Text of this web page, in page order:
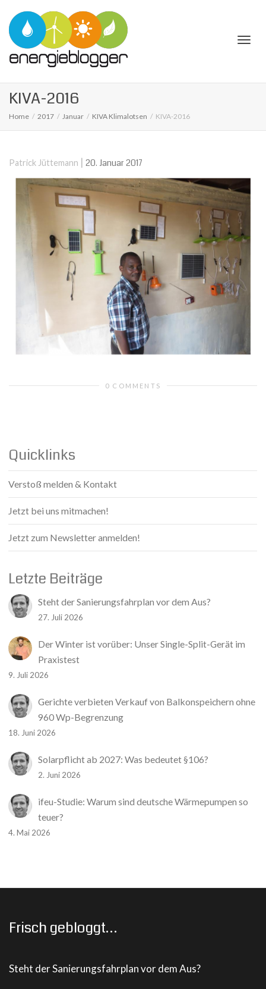
KIVA-2016
Home 2017 Januar KIVA Klimalotsen KIVA-2016
Patrick Jüttemann | 20. Januar 2017
0 COMMENTS
Quicklinks
Verstoß melden & Kontakt
Jetzt bei uns mitmachen!
Jetzt zum Newsletter anmelden!
Letzte Beiträge
Steht der Sanierungsfahrplan vor dem Aus?
27. Juli 2026
Der Winter ist vorüber: Unser Single-Split-Gerät im
Praxistest
9. Juli 2026
Gerichte verbieten Verkauf von Balkonspeichern ohne
960 Wp-Begrenzung
18. Juni 2026
Solarpflicht ab 2027: Was bedeutet §106?
2. Juni 2026
ifeu-Studie: Warum sind deutsche Wärmepumpen so
teuer?
4. Mai 2026
Frisch gebloggt…
Steht der Sanierungsfahrplan vor dem Aus?